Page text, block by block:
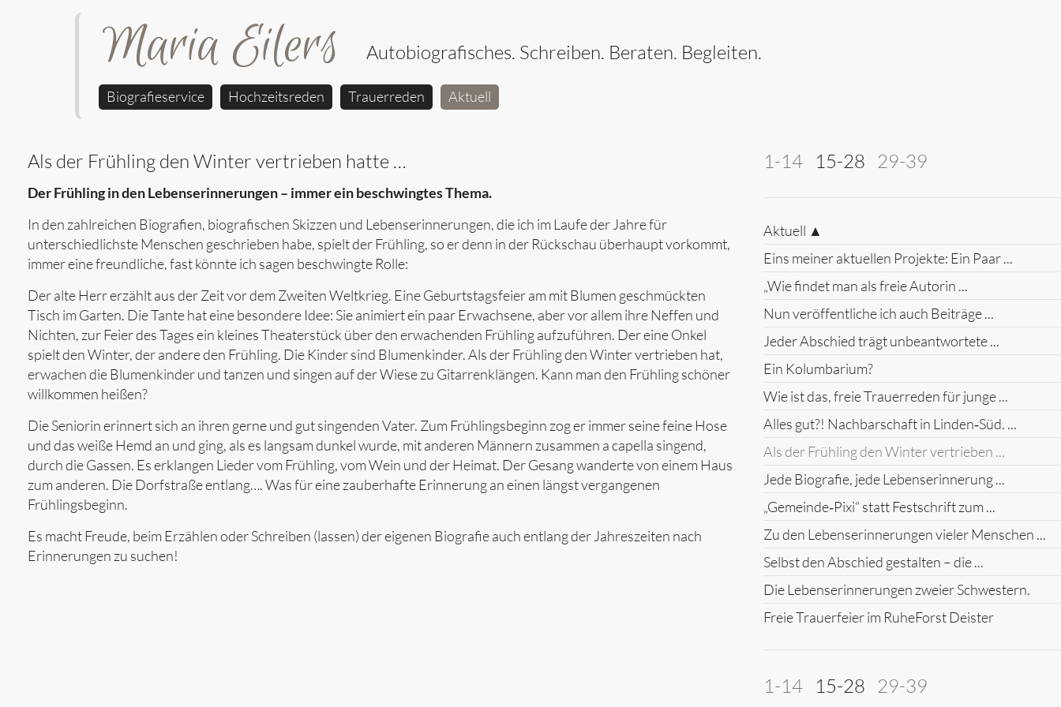
Biografieservice Hochzeitsreden Trauerreden Aktuell
Als der Frühling den Winter vertrieben hatte …
Der Frühling in den Lebenserinnerungen – immer ein beschwingtes Thema.
In den zahlreichen Biografien, biografischen Skizzen und Lebenserinnerungen, die ich im Laufe der Jahre für
unterschiedlichste Menschen geschrieben habe, spielt der Frühling, so er denn in der Rückschau überhaupt vorkommt,
immer eine freundliche, fast könnte ich sagen beschwingte Rolle:
Der alte Herr erzählt aus der Zeit vor dem Zweiten Weltkrieg. Eine Geburtstagsfeier am mit Blumen geschmückten
Tisch im Garten. Die Tante hat eine besondere Idee: Sie animiert ein paar Erwachsene, aber vor allem ihre Neffen und
Nichten, zur Feier des Tages ein kleines Theaterstück über den erwachenden Frühling aufzuführen. Der eine Onkel
spielt den Winter, der andere den Frühling. Die Kinder sind Blumenkinder. Als der Frühling den Winter vertrieben hat,
erwachen die Blumenkinder und tanzen und singen auf der Wiese zu Gitarrenklängen. Kann man den Frühling schöner
willkommen heißen?
Die Seniorin erinnert sich an ihren gerne und gut singenden Vater. Zum Frühlingsbeginn zog er immer seine feine Hose
und das weiße Hemd an und ging, als es langsam dunkel wurde, mit anderen Männern zusammen a capella singend,
durch die Gassen. Es erklangen Lieder vom Frühling, vom Wein und der Heimat. Der Gesang wanderte von einem Haus
zum anderen. Die Dorfstraße entlang…. Was für eine zauberhafte Erinnerung an einen längst vergangenen
Frühlingsbeginn.
Es macht Freude, beim Erzählen oder Schreiben (lassen) der eigenen Biografie auch entlang der Jahreszeiten nach
Erinnerungen zu suchen!
1-14 15-28 29-39
Aktuell ▲
Eins meiner aktuellen Projekte: Ein Paar ...
„Wie findet man als freie Autorin ...
Nun veröffentliche ich auch Beiträge ...
Jeder Abschied trägt unbeantwortete ...
Ein Kolumbarium?
Wie ist das, freie Trauerreden für junge ...
Alles gut?! Nachbarschaft in Linden‑Süd. ...
Als der Frühling den Winter vertrieben ...
Jede Biografie, jede Lebenserinnerung ...
„Gemeinde‑Pixi“ statt Festschrift zum ...
Zu den Lebenserinnerungen vieler Menschen ...
Selbst den Abschied gestalten – die ...
Die Lebenserinnerungen zweier Schwestern.
Freie Trauerfeier im RuheForst Deister
1-14 15-28 29-39
Maria Eilers Autobiografisches. Schreiben. Beraten. Begleiten.